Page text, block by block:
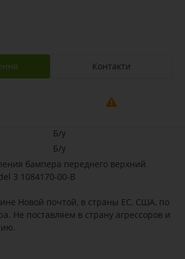
Контакти
Б/у
Б/у
бампера переднего верхний
3 1084170-00-B
Новой почтой, в страны ЕС, США, по
Не поставляем в страну агрессоров и